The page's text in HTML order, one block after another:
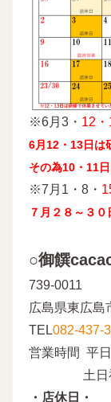
※6月3・ 12
6月12・13日は
その為10・11
※7月1・8・
７月２８～３
○御饌
739-0011
広島県東広島
TEL082-437-
営業時間 平
土日祝
・店休日・